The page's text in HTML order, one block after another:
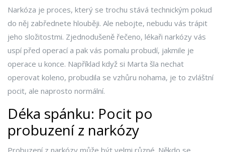
Narkóza je proces, který se trochu stává technickým pokud
do něj zabřednete hlouběji. Ale nebojte, nebudu vás trápit
jeho složitostmi. Zjednodušeně řečeno, lékaři narkózy vás
uspí před operací a pak vás pomalu probudí, jakmile je
operace u konce. Například když si Marta šla nechat
operovat koleno, probudila se vzhůru nohama, je to zvláštní
pocit, ale naprosto normální.
Déka spánku: Pocit po
probuzení z narkózy